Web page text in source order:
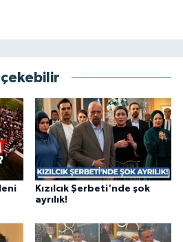
çekebilir
Kızılcık Şerbeti'nde şok
ayrılık!